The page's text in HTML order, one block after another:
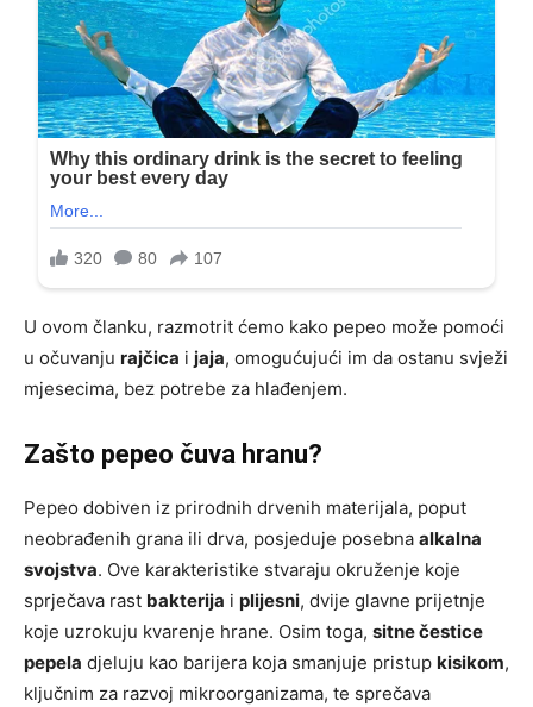
U ovom članku, razmotrit ćemo kako pepeo može pomoći
u očuvanju rajčica i jaja, omogućujući im da ostanu svježi
mjesecima, bez potrebe za hlađenjem.
Zašto pepeo čuva hranu?
Pepeo dobiven iz prirodnih drvenih materijala, poput
neobrađenih grana ili drva, posjeduje posebna alkalna
svojstva. Ove karakteristike stvaraju okruženje koje
sprječava rast bakterija i plijesni, dvije glavne prijetnje
koje uzrokuju kvarenje hrane. Osim toga, sitne čestice
pepela djeluju kao barijera koja smanjuje pristup kisikom,
ključnim za razvoj mikroorganizama, te sprečava